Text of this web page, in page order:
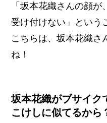
「坂本花織さんの顔
受け付けない」という
こちらは、坂本花織さ
ね！
坂本花織がブサイ
こけしに似てるから